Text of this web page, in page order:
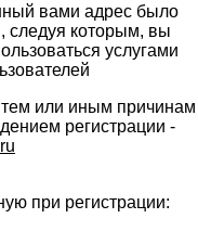
вами адрес было
следуя которым, вы
услугами
тем или иным причинам
регистрации -
при регистрации: